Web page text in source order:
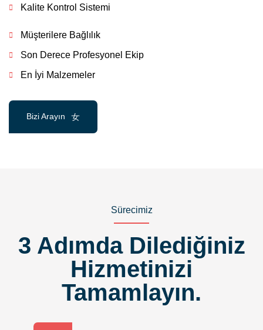
Kalite Kontrol Sistemi
Müşterilere Bağlılık
Son Derece Profesyonel Ekip
En İyi Malzemeler
Bizi Arayın
Sürecimiz
3 Adımda Dilediğiniz
Hizmetinizi
Tamamlayın.